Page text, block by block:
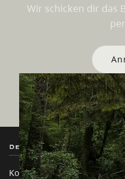
Wir schicken dir das
Destination BC
Kontakt